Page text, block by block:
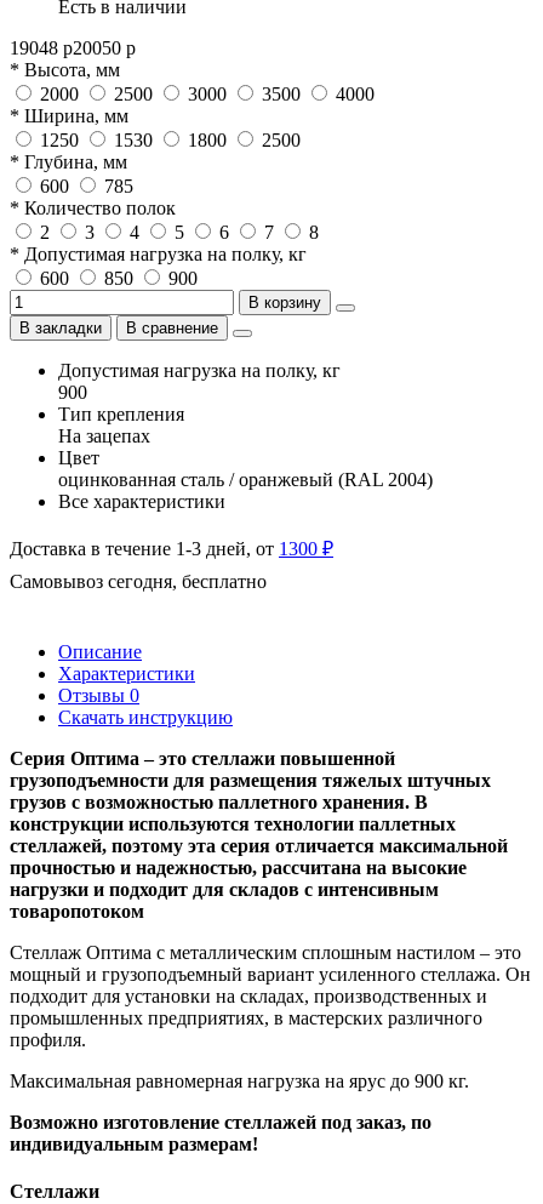
Есть в наличии
19048 р20050 р
* Высота, мм
2000
2500 3000 3500
4000
* Ширина, мм
1250
1530 1800
2500
* Глубина, мм
600
785
* Количество полок
2
3 4 5 6 7
8
* Допустимая нагрузка на полку, кг
600
850 900
В корзину
В закладки
В сравнение
Допустимая нагрузка на полку, кг
900
Тип крепления
На зацепах
Цвет
оцинкованная сталь / оранжевый (RAL 2004)
Все характеристики
Доставка в течение 1-3 дней, от 1300 ₽
Самовывоз сегодня, бесплатно
Описание
Характеристики
Отзывы 0
Скачать инструкцию
Серия Оптима – это стеллажи повышенной
грузоподъемности для размещения тяжелых штучных
грузов с возможностью паллетного хранения. В
конструкции используются технологии паллетных
стеллажей, поэтому эта серия отличается максимальной
прочностью и надежностью, рассчитана на высокие
нагрузки и подходит для складов с интенсивным
товаропотоком
Стеллаж Оптима с металлическим сплошным настилом – это
мощный и грузоподъемный вариант усиленного стеллажа. Он
подходит для установки на складах, производственных и
промышленных предприятиях, в мастерских различного
профиля.
Максимальная равномерная нагрузка на ярус до 900 кг.
Возможно изготовление стеллажей под заказ, по
индивидуальным размерам!
Стеллажи